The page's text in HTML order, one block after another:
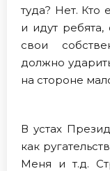
туда? Нет. Кто
и идут ребята,
свои
должно
на стороне
В устах
как
Меня и т.д.